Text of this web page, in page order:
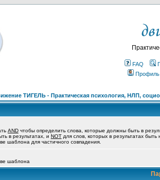
FAQ
Профиль
ТИГЕЛЬ - Практическая психология, НЛП,
AND чтобы определить слова, которые должны быть в
в результатах, и NOT для слов, которых в результатах
шаблона для частичного совпадения.
шаблона